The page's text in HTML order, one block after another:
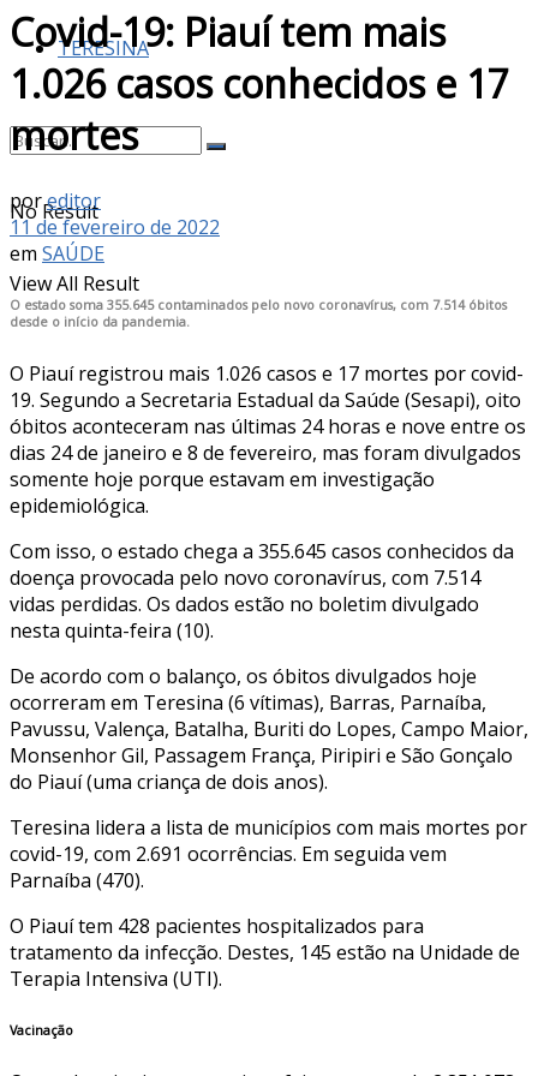
TERESINA
No Result
View All Result
Covid-19: Piauí tem mais
1.026 casos conhecidos e 17
mortes
poreditor
11 de fevereiro de 2022
em SAÚDE
O estado soma 355.645 contaminados pelo novo coronavírus, com 7.514 óbitos
desde o início da pandemia.
O Piauí registrou mais 1.026 casos e 17 mortes por covid-
19. Segundo a Secretaria Estadual da Saúde (Sesapi), oito
óbitos aconteceram nas últimas 24 horas e nove entre os
dias 24 de janeiro e 8 de fevereiro, mas foram divulgados
somente hoje porque estavam em investigação
epidemiológica.
Com isso, o estado chega a 355.645 casos conhecidos da
doença provocada pelo novo coronavírus, com 7.514
vidas perdidas. Os dados estão no boletim divulgado
nesta quinta-feira (10).
De acordo com o balanço, os óbitos divulgados hoje
ocorreram em Teresina (6 vítimas), Barras, Parnaíba,
Pavussu, Valença, Batalha, Buriti do Lopes, Campo Maior,
Monsenhor Gil, Passagem França, Piripiri e São Gonçalo
do Piauí (uma criança de dois anos).
Teresina lidera a lista de municípios com mais mortes por
covid-19, com 2.691 ocorrências. Em seguida vem
Parnaíba (470).
O Piauí tem 428 pacientes hospitalizados para
tratamento da infecção. Destes, 145 estão na Unidade de
Terapia Intensiva (UTI).
Vacinação